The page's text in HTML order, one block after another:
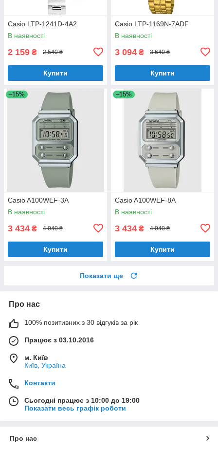
Casio LTP-1241D-4A2
В наявності
2 159 ₴ 2 540 ₴
Купити
Casio LTP-1169N-7ADF
В наявності
3 094 ₴ 3 640 ₴
Купити
–15%
Casio A100WEF-3A
В наявності
3 434 ₴ 4 040 ₴
Купити
–15%
Casio A100WEF-8A
В наявності
3 434 ₴ 4 040 ₴
Купити
Показати ще
Про нас
100% позитивних з 30 відгуків за рік
Працює з 03.10.2016
м. Київ
Київ, Україна
Контакти
Сьогодні працює з 10:00 до 19:00
Показати весь графік роботи
Про нас